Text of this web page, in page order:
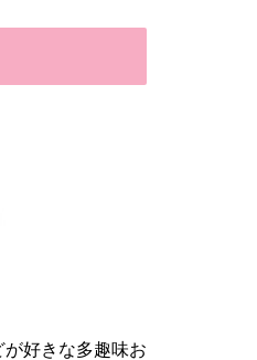
好きな多趣味お